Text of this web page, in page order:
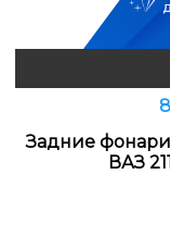
Задние
ВАЗ